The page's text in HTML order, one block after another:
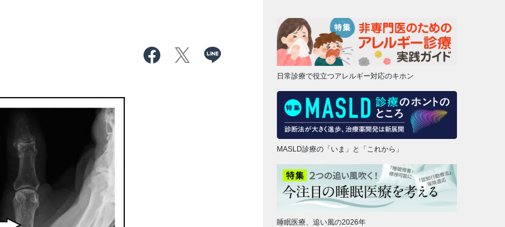
日常診療で役立つアレルギー対応のキホン
MASLD診療の「いま」と「これから」
睡眠医療、追い風の2026年